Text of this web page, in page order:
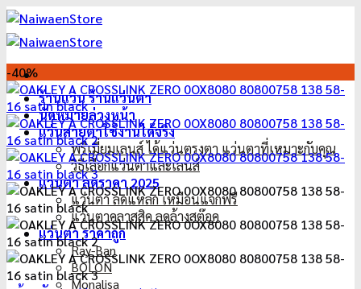
ข้าม
ไป
ยัง
เนื้อหา
ร้านแว่น ร้านแว่นตา
นัดหมายล่วงหน้า
แว่นสายตาใช้งานได้จริง
พรีเมี่ยมเลนส์ ได้แว่นตรงตา แว่นตาที่เหมาะกับคุณ
วิธีเลือกแว่นตาและเลนส์
แว่นตา ลดราคา 2025
แว่นตา ลดแหลก เหมือนแจกฟรี
แว่นตาคลาสสิค ลดล้างสต๊อค
แว่นตา ราคาถูก
Ray-Ban
BOLON
Monalisa
-40%